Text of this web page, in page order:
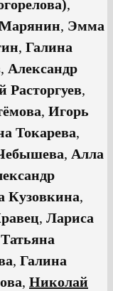
,
, Эмма
, Галина
, Александр
Расторгуев,
, Игорь
Токарева,
, Алла
Кузовкина,
, Лариса
Татьяна
, Галина
, Николай